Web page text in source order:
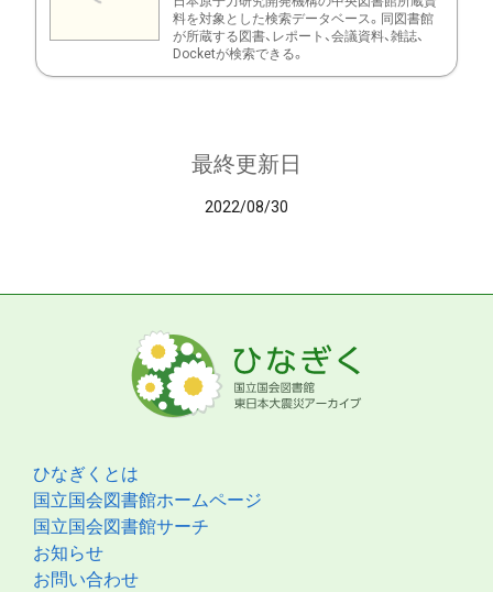
料を対象とした検索データベース。同図書館
が所蔵する図書、レポート、会議資料、雑誌、
Docketが検索できる。
最終更新日
2022/08/30
ひなぎくとは
国立国会図書館ホームページ
国立国会図書館サーチ
お知らせ
お問い合わせ